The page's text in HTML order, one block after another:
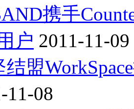
携手
户 2011-11-09
结盟
11-08